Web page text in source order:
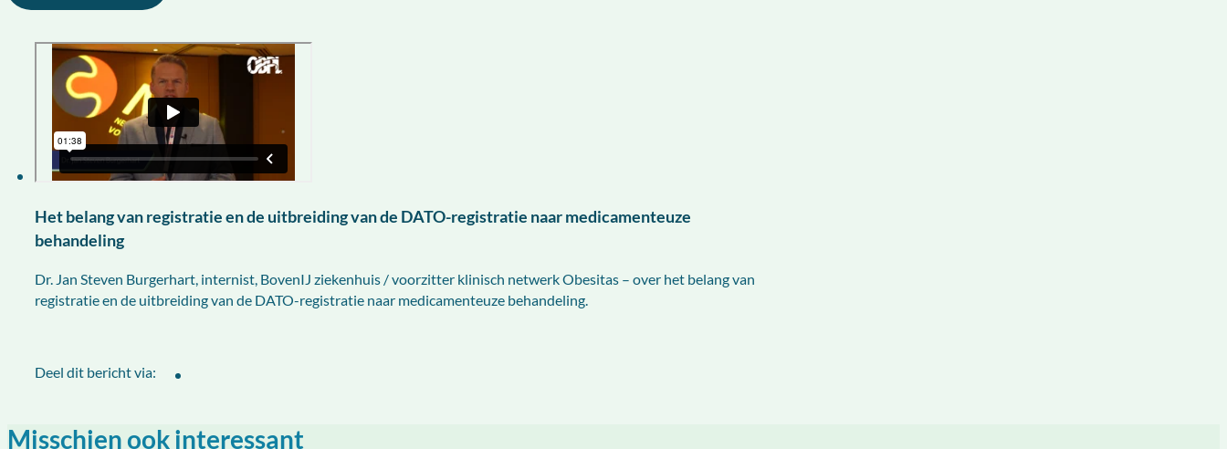
Het belang van registratie en de uitbreiding van de DATO-registratie naar medicamenteuze
behandeling
Dr. Jan Steven Burgerhart, internist, BovenIJ ziekenhuis / voorzitter klinisch netwerk Obesitas – over het belang van
registratie en de uitbreiding van de DATO-registratie naar medicamenteuze behandeling.
Deel dit bericht via:
Misschien ook interessant